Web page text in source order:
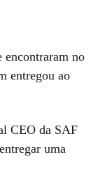
encontraram no
entregou ao
CEO da SAF
uma